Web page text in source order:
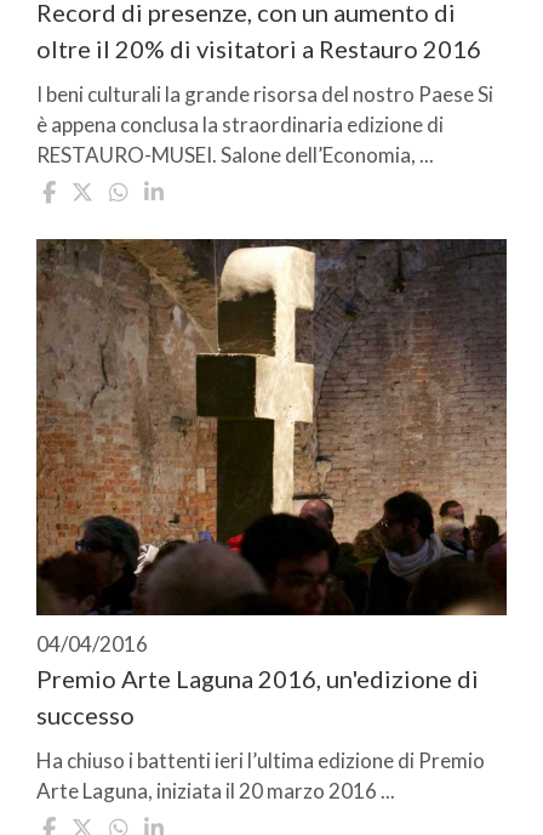
Record di presenze, con un aumento di
oltre il 20% di visitatori a Restauro 2016
I beni culturali la grande risorsa del nostro Paese Si
è appena conclusa la straordinaria edizione di
RESTAURO-MUSEI. Salone dell’Economia, ...
04/04/2016
Premio Arte Laguna 2016, un'edizione di
successo
Ha chiuso i battenti ieri l’ultima edizione di Premio
Arte Laguna, iniziata il 20 marzo 2016 ...